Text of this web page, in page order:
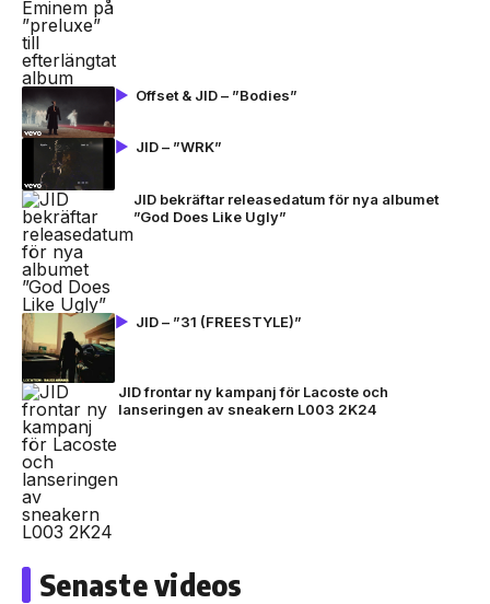
Offset & JID – ”Bodies”
JID – ”WRK”
JID bekräftar releasedatum för nya albumet
”God Does Like Ugly”
JID – ”31 (FREESTYLE)”
JID frontar ny kampanj för Lacoste och
lanseringen av sneakern L003 2K24
Senaste videos